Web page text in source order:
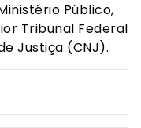
Público,
Tribunal Federal
Justiça (CNJ).